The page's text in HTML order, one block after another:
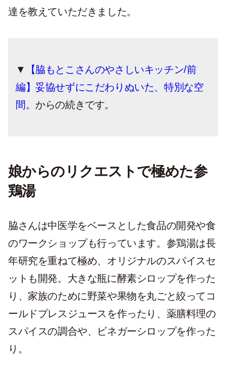
達を教えていただきました。
▼
【脇もとこさんのやさしいキッチン/前
編】妥協せずにこだわりぬいた、特別な空
間。 からの続きです。
娘からのリクエストで極めた参
鶏湯
脇さんは中医学をベースとした食品の開発や食
のワークショップも行っています。参鶏湯は長
年研究を重ねて極め、オリジナルのスパイスセ
ットも開発。大きな瓶に酵素シロップを作った
り、家族のために野菜や果物を丸ごと絞ってコ
ールドプレスジュースを作ったり、薬膳料理の
スパイスの調合や、ビネガーシロップを作った
り。